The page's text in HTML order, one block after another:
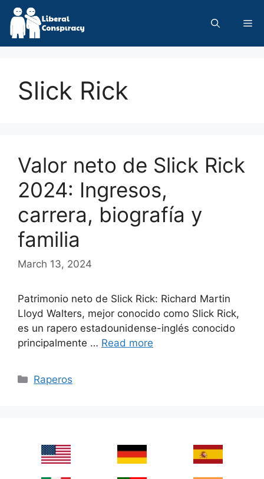
Skip
content
Slick Rick
Valor neto de Slick Rick
2024: Ingresos,
carrera, biografía y
familia
March 13, 2024
Patrimonio neto de Slick Rick: Richard Martin
Lloyd Walters, mejor conocido como Slick Rick,
es un rapero estadounidense-inglés conocido
principalmente … Read more
Categories
Raperos